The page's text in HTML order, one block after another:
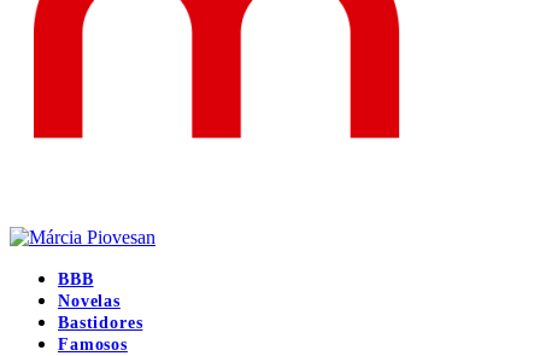
BBB
Novelas
Bastidores
Famosos